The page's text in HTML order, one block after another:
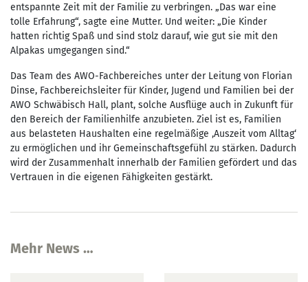
entspannte Zeit mit der Familie zu verbringen. „Das war eine
tolle Erfahrung“, sagte eine Mutter. Und weiter: „Die Kinder
hatten richtig Spaß und sind stolz darauf, wie gut sie mit den
Alpakas umgegangen sind.“
Das Team des AWO-Fachbereiches unter der Leitung von Florian
Dinse, Fachbereichsleiter für Kinder, Jugend und Familien bei der
AWO Schwäbisch Hall, plant, solche Ausflüge auch in Zukunft für
den Bereich der Familienhilfe anzubieten. Ziel ist es, Familien
aus belasteten Haushalten eine regelmäßige ‚Auszeit vom Alltag‘
zu ermöglichen und ihr Gemeinschaftsgefühl zu stärken. Dadurch
wird der Zusammenhalt innerhalb der Familien gefördert und das
Vertrauen in die eigenen Fähigkeiten gestärkt.
Mehr News …